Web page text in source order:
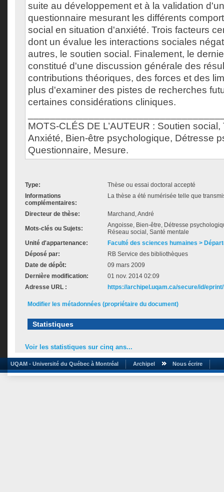
suite au développement et à la validation
questionnaire mesurant les différents
social en situation d'anxiété. Trois facteurs
dont un évalue les interactions sociales
autres, le soutien social. Finalement, le
constitué d'une discussion générale des
contributions théoriques, des forces et des
plus d'examiner des pistes de recherches
certaines considérations cliniques.
MOTS-CLÉS DE L’AUTEUR : Soutien
Anxiété, Bien-être psychologique, Détresse
Questionnaire, Mesure.
Type:
Thèse ou essai doctoral accepté
Informations
complémentaires:
La thèse a été numérisée telle que
Directeur de thèse: Marchand, André
Mots-clés ou Sujets:
Angoisse, Bien-être, Détresse
Réseau social, Santé mentale
Unité d'appartenance:
Faculté des sciences humaines >
Déposé par:
RB Service des bibliothèques
Date de dépôt:
09 mars 2009
Dernière modification:
01 nov. 2014 02:09
Adresse URL :
https://archipel.uqam.ca/secure/id/
Modifier les métadonnées (propriétaire du document)
Statistiques
Voir les statistiques sur cinq ans...
UQAM - Université du Québec à Montréal Archipel Nous écrire